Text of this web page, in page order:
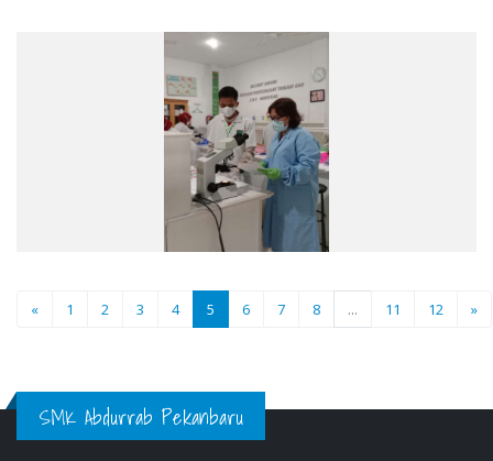
« 1 2 3 4 5 6 7 8 ... 11 12 »
SMK Abdurrab Pekanbaru